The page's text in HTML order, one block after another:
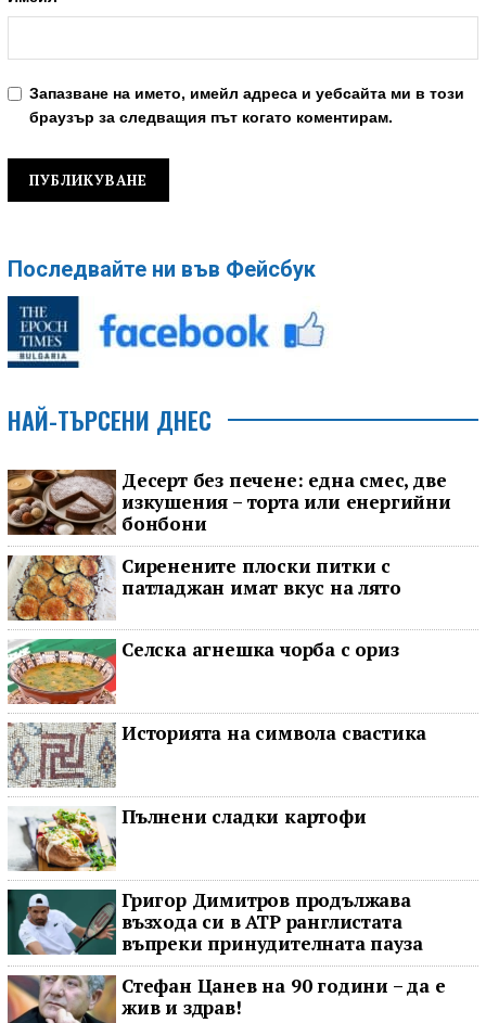
Запазване на името, имейл адреса и уебсайта ми в този
браузър за следващия път когато коментирам.
Последвайте ни във Фейсбук
НАЙ-ТЪРСЕНИ ДНЕС
Десерт без печене: една смес, две
изкушения – торта или енергийни
бонбони
Сиренените плоски питки с
патладжан имат вкус на лято
Селска агнешка чорба с ориз
Историята на символа свастика
Пълнени сладки картофи
Григор Димитров продължава
възхода си в ATP ранглистата
въпреки принудителната пауза
Стефан Цанев на 90 години – да е
жив и здрав!